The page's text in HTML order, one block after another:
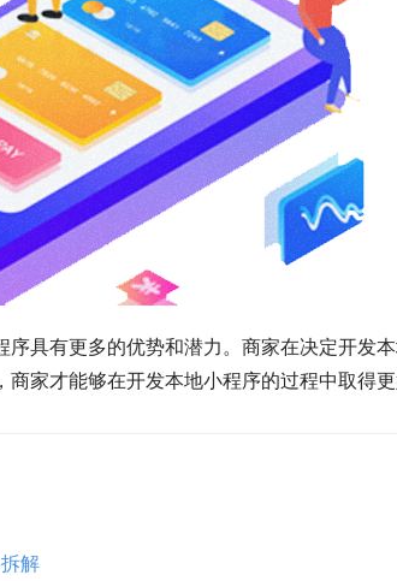
具有更多的优势和潜力。商家在决定开发
家才能够在开发本地小程序的过程中取得更
解